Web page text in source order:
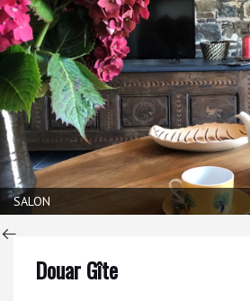
SALON
Douar Gîte